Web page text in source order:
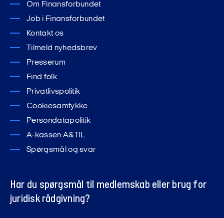
Om Finansforbundet
Job i Finansforbundet
Kontakt os
Tilmeld nyhedsbrev
Presserum
Find folk
Privatlivspolitik
Cookiesamtykke
Persondatapolitik
A-kassen A&TIL
Spørgsmål og svar
Har du spørgsmål til medlemskab eller brug for
juridisk rådgivning?